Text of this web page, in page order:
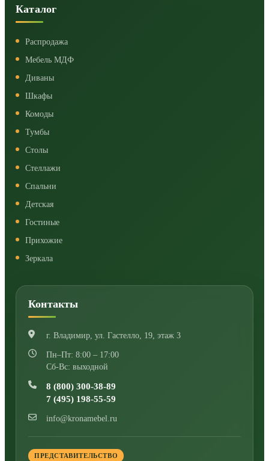
Каталог
Распродажа
Мебель МДФ
Диваны
Шкафы
Комоды
Тумбы
Столы
Стеллажи
Спальни
Детская
Гостиные
Прихожие
Зеркала
Контакты
г. Владимир ул. Гастелло, 19, этаж 3
Пн–Пт: 8:00 – 17:00
Сб-Вс: выходной
8 (800) 300-38-89
7 (495) 198-55-59
info@kronamebel.ru
ПРЕДСТАВИТЕЛЬСТВО